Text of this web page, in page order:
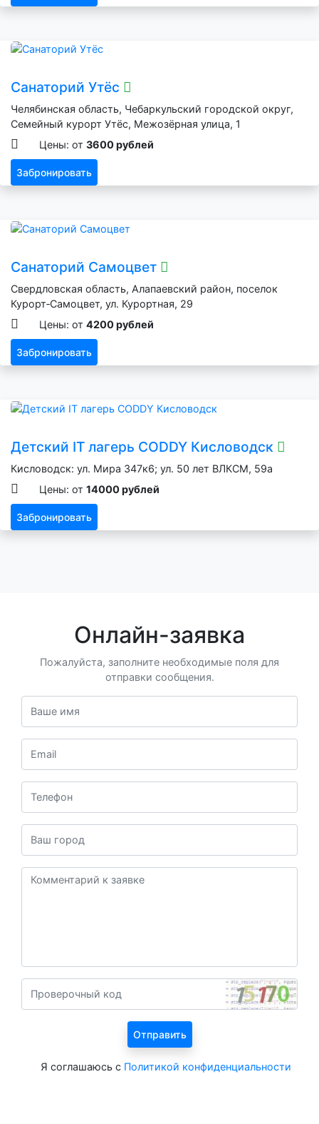
Санаторий Утёс
Челябинская область, Чебаркульский городской округ,
Семейный курорт Утёс, Межозёрная улица, 1
Цены: от 3600 рублей
Забронировать
Санаторий Самоцвет
Свердловская область, Алапаевский район, поселок
Курорт‑Самоцвет, ул. Курортная, 29
Цены: от 4200 рублей
Забронировать
Детский IT лагерь CODDY Кисловодск
Кисловодск: ул. Мира 347к6; ул. 50 лет ВЛКСМ, 59а
Цены: от 14000 рублей
Забронировать
Онлайн-заявка
Пожалуйста, заполните необходимые поля для
отправки сообщения.
Я соглашаюсь с Политикой конфиденциальности